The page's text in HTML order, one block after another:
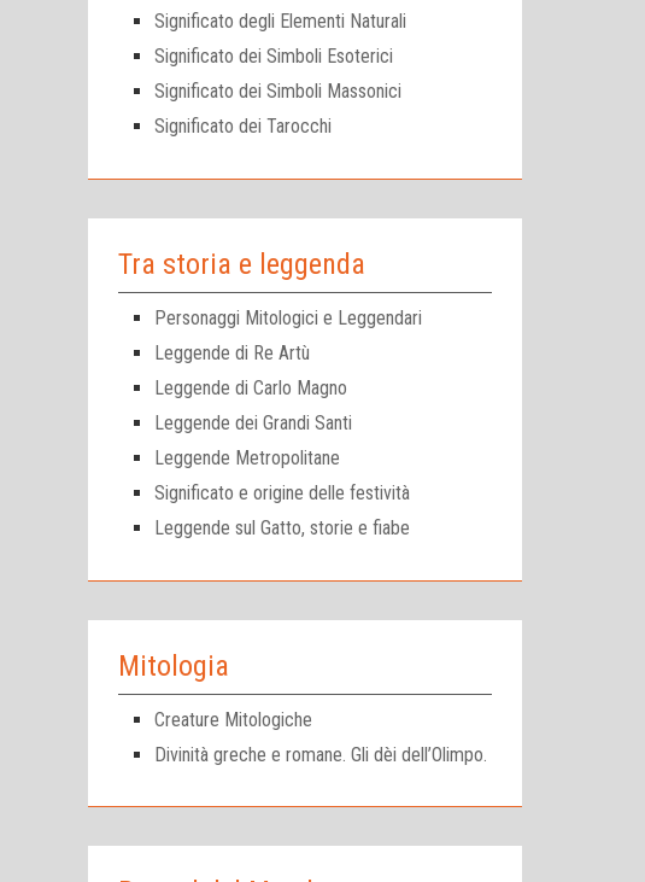
Significato degli Elementi Naturali
Significato dei Simboli Esoterici
Significato dei Simboli Massonici
Significato dei Tarocchi
Tra storia e leggenda
Personaggi Mitologici e Leggendari
Leggende di Re Artù
Leggende di Carlo Magno
Leggende dei Grandi Santi
Leggende Metropolitane
Significato e origine delle festività
Leggende sul Gatto, storie e fiabe
Mitologia
Creature Mitologiche
Divinità greche e romane. Gli dèi dell’Olimpo.